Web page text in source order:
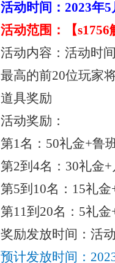
活动时间：2023年
活动范围：【
活动内容：活动时
最高的前20位玩家
道具奖励
活动奖励：
第1名：50礼金+鲁
第2到4名：30礼金
第5到10名：15礼
第11到20名：5礼
奖励发放时间：活
预计发放时间：